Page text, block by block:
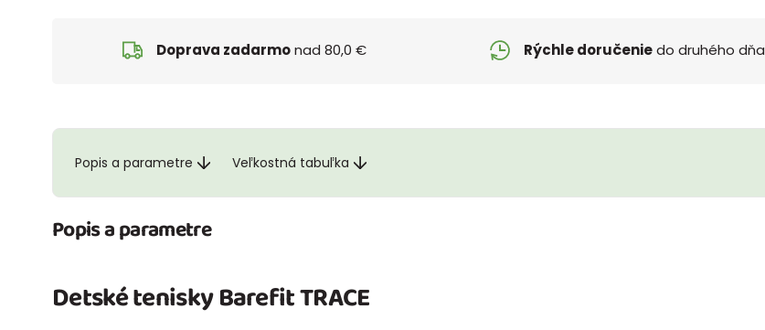
Doprava zadarmonad 80,0 € Rýchle doručeniedo druhého dňa
Popis a parametre Veľkostná tabuľka
Popis a parametre
Detské tenisky Barefit TRACE